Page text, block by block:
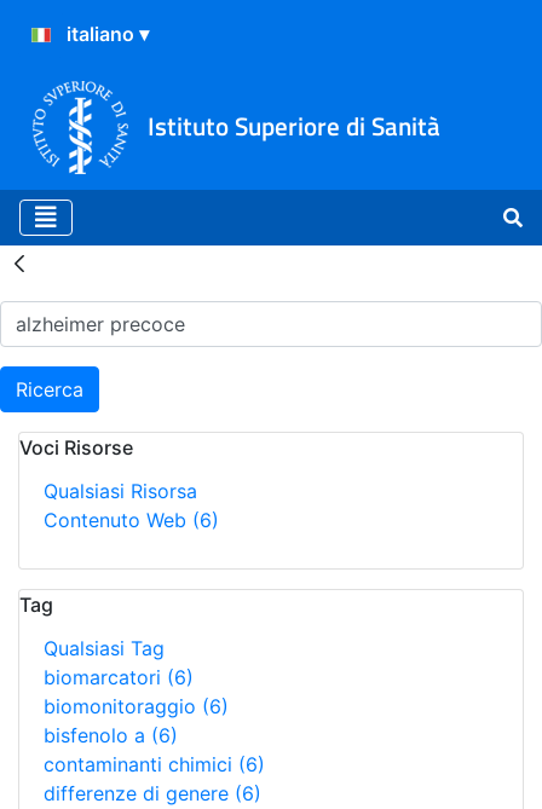
Istituto Superiore di Sanità
Risultati della Ricerca -
Ricerca
Voci Risorse
Qualsiasi Risorsa
Contenuto Web (6)
Tag
Qualsiasi Tag
biomarcatori (6)
biomonitoraggio (6)
bisfenolo a (6)
contaminanti chimici (6)
differenze di genere (6)